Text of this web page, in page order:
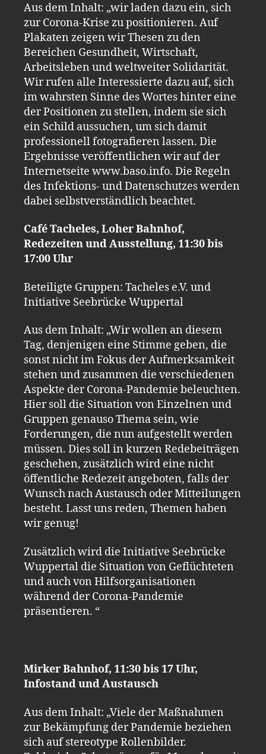
Aus dem Inhalt: „wir laden dazu ein, sich
zur Corona-Krise zu positionieren. Auf
Plakaten zeigen wir Thesen zu den
Bereichen Gesundheit, Wirtschaft,
Arbeitsleben und weltweiter Solidarität.
Wir rufen alle Interessierte dazu auf, sich
im wahrsten Sinne des Wortes hinter eine
der Positionen zu stellen, indem sie sich
ein Schild aussuchen, um sich damit
professionell fotografieren lassen. Die
Ergebnisse veröffentlichen wir auf der
Internetseite www.baso.info. Die Regeln
des Infektions- und Datenschutzes werden
dabei selbstverständlich beachtet.
Café Tacheles, Loher Bahnhof,
Redezeiten und Ausstellung, 11:30 bis
17:00 Uhr
Beteiligte Gruppen: Tacheles e.V. und
Initiative Seebrücke Wuppertal
Aus dem Inhalt: „Wir wollen an diesem
Tag, denjenigen eine Stimme geben, die
sonst nicht im Fokus der Aufmerksamkeit
stehen und zusammen die verschiedenen
Aspekte der Corona-Pandemie beleuchten.
Hier soll die Situation von Einzelnen und
Gruppen genauso Thema sein, wie
Forderungen, die nun aufgestellt werden
müssen. Dies soll in kurzen Redebeiträgen
geschehen, zusätzlich wird eine nicht
öffentliche Redezeit angeboten, falls der
Wunsch nach Austausch oder Mitteilungen
besteht. Lasst uns reden, Themen haben
wir genug!
Zusätzlich wird die Initiative Seebrücke
Wuppertal die Situation von Geflüchteten
und auch von Hilfsorganisationen
während der Corona-Pandemie
präsentieren. “
Mirker Bahnhof, 11:30 bis 17 Uhr,
Infostand und Austausch
Aus dem Inhalt: „Viele der Maßnahmen
zur Bekämpfung der Pandemie beziehen
sich auf stereotype Rollenbilder.